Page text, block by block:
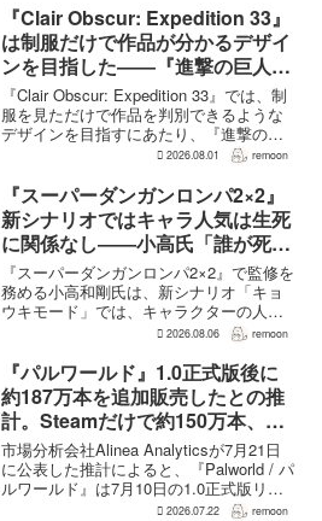
不自然な箇所は「人為的ミス」によるも
のだと...
『Clair Obscur: Expedition 33』
は制服だけで作品が分かるデザイ
ンを目指した――『進撃の巨人』
の制服と『BLEACH』のキャラ
造形が影響
『Clair Obscur: Expedition 33』では、制
服を見ただけで作品を判別できるような
デザインを目指すにあたり、『進撃の巨
人』を参考にしたという。あわせて、キ
ルで印象に残るデザインから...
2026.08.01 remoon
『スーパーダンガンロンパ2×2』
新シナリオではキャラ人気は生死
に関係なし――小高氏「誰が死ん
でもヘイトメールは送らないで」
『スーパーダンガンロンパ2×2』で監修を
務める小高和剛氏は、新シナリオ「キョ
ウキモード」では、キャラクターの人気
にかかわらず退場させるとRPG Siteのイ
作と変わることで、これまで見られなか
った一面がよ...
2026.08.06 remoon
『パルワールド』1.0正式版後に
約187万本を追加販売したとの推
計。Steamだけで約150万本、累
計3050万本規模
市場分析会社Alinea Analyticsが7月21日
に公表した推計によると、『Palworld / パ
ルワールド』は7月10日の1.0正式版リリ
ース後、Steamで約150万本、PS5で約30
2026.07.22 remoon